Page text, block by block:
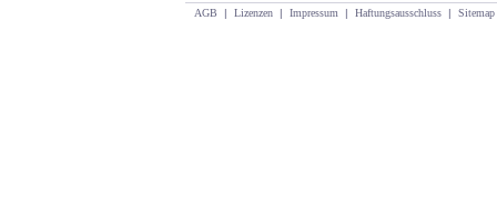
AGB | Lizenzen | Impressum | Haftungsausschluss | Sitemap